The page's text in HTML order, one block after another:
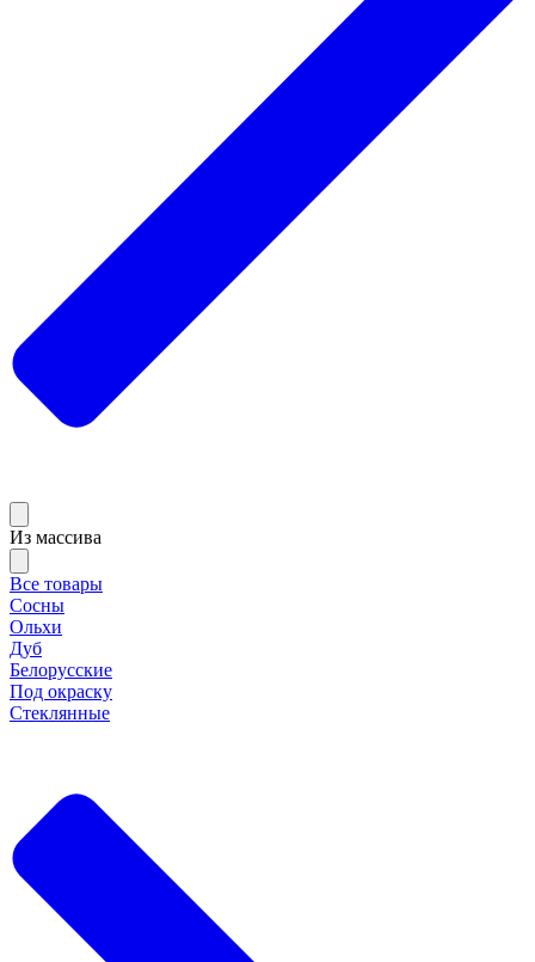
Из массива
Все товары
Сосны
Ольхи
Дуб
Белорусские
Под окраску
Стеклянные